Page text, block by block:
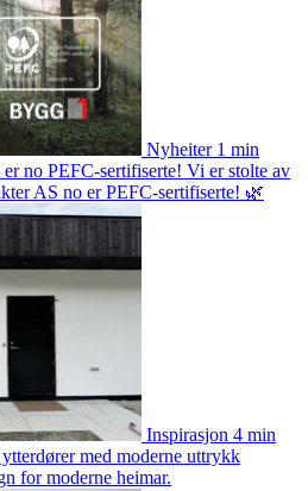
Nyheiter 1 min
no PEFC-sertifiserte! Vi er stolte av
AS no er PEFC-sertifiserte! 🌿
Inspirasjon 4 min
med moderne uttrykk
for moderne heimar.